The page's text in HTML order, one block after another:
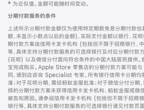
页
页
脚
注
‡ 为近似值。金额可能随时间变动。
分期付款服务的条件
上述所示分期付款金额仅为使用特定期数免息分期付款
额，未显示小数点以后的金额)，实际支付金额以银行、花
期付款方案由信用卡发卡机构 (包括但不限于招商银行、
等，具体支持分期付款服务的可选择银行及对应分期付款
(花呗) 以及微信分付面向符合条件的中国大陆居民提供。
宝完成购买。Apple Store 零售店的分期付款方案可能
同，请到店咨询 Specialist 专家。所有银行信用卡分期均
准；对于花呗分期，需经蚂蚁金服批准；对于微信分付分期
择的分期付款方案未获得信用卡发卡机构、蚂蚁金服或微
被告知原因。请参阅信用卡发卡机构 (包括但不限于招商
银行等，具体支持分期付款服务的可选择银行请见付款页